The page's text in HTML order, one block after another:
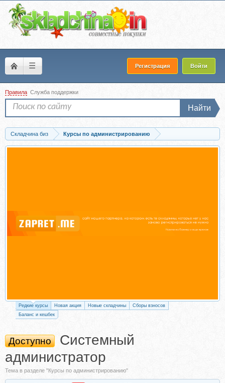
☰ Регистрация Войти
Правила Служба поддержки
Найти
Складчина биз
Курсы по администрированию
Скачать Системный администратор
Редкие курсы Новая акция Новые складчины
Сборы взносов
Баланс и кешбек
Доступно
Системный
администратор
Тема в разделе "Курсы по администрированию"